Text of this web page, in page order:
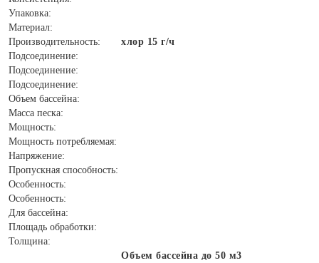
Упаковка:
Материал:
Производительность:
хлор 15 г/ч
Подсоединение:
Подсоединение:
Подсоединение:
Объем бассейна:
Масса песка:
Мощность:
Мощность потребляемая:
Напряжение:
Пропускная способность:
Особенность:
Особенность:
Для бассейна:
Площадь обработки:
Толщина:
Объем бассейна до 50 м3